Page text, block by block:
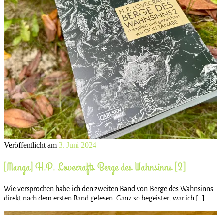
Veröffentlicht am 3. Juni 2024
[Manga] H.P. Lovecrafts Berge des Wahnsinns [2]
Wie versprochen habe ich den zweiten Band von Berge des Wahnsinns
direkt nach dem ersten Band gelesen. Ganz so begeistert war ich […]